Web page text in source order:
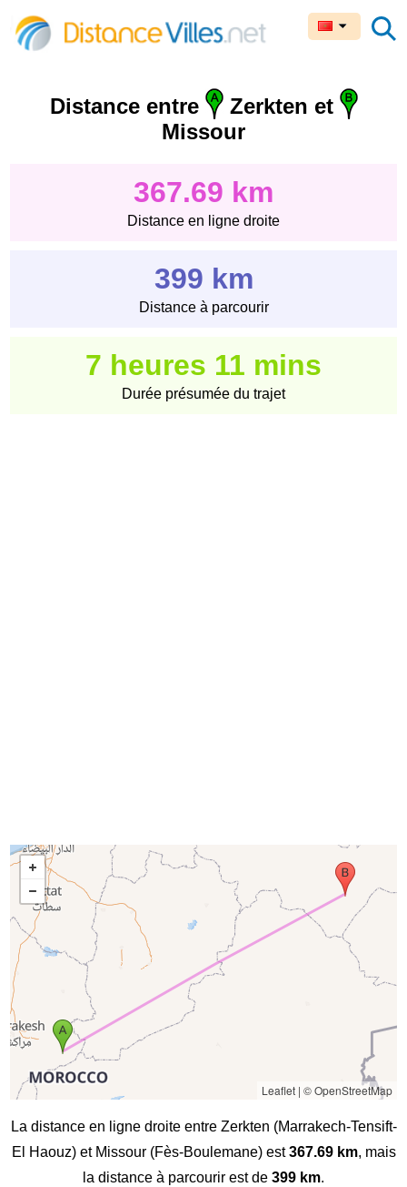
Distance entre
Zerkten et
Missour
367.69 km
Distance en ligne droite
399 km
Distance à parcourir
7 heures 11 mins
Durée présumée du trajet
Leaflet| © OpenStreetMap
La distance en ligne droite entre Zerkten (Marrakech-Tensift-
El Haouz) et Missour (Fès-Boulemane) est367.69 km, mais
la distance à parcourir est de 399 km.